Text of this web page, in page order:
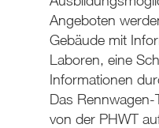
Angeboten
Gebäude mit
Laboren, eine
Informationen
Das
von der PHWT